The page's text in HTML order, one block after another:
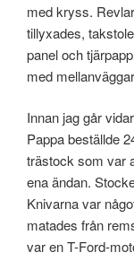
med kryss.
tillyxades,
panel och
med
Innan jag går
Pappa beställde
trästock som var
ena ändan.
Knivarna var
matades från
var en T-Ford-